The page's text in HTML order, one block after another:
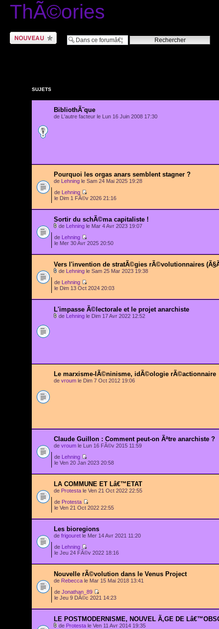
ThÃ©ories
Ecrire un nouveau
sujet
SUJETS
BibliothÃ¨que
de L'autre facteur le Lun 16 Juin 2008 17:30
Pourquoi les orgas anars semblent stagner ?
de Lehning le Sam 24 Mai 2025 19:28
de Lehning
le Dim 1 FÃ©v 2026 21:16
Sortir du schÃ©ma capitaliste !
de Lehning le Mar 4 Avr 2023 19:07
de Lehning
le Mer 30 Avr 2025 20:50
Vers l'invention de stratÃ©gies rÃ©volutionnaires
de Lehning le Sam 25 Mar 2023 19:38
de Lehning
le Dim 13 Oct 2024 20:03
L'impasse Ã©lectorale et le projet anarchiste
de Lehning le Dim 17 Avr 2022 12:52
Le marxisme-lÃ©ninisme, idÃ©ologie rÃ©actionnaire
de vroum le Dim 7 Oct 2012 19:06
Claude Guillon : Comment peut-on Ãªtre anarchiste ?
de vroum le Lun 16 FÃ©v 2015 11:59
de Lehning
le Ven 20 Jan 2023 20:58
LA COMMUNE ET Lâ€™ETAT
de Protesta le Ven 21 Oct 2022 22:55
de Protesta
le Ven 21 Oct 2022 22:55
Les bioregions
de frigouret le Mer 14 Avr 2021 11:20
de Lehning
le Jeu 24 FÃ©v 2022 18:16
Nouvelle rÃ©volution dans le Venus Project
de Rebecca le Mar 15 Mai 2018 13:41
de Jonathan_89
le Jeu 9 DÃ©c 2021 14:23
LE POSTMODERNISME, NOUVEL Ã‚GE DE
de Protesta le Ven 11 Avr 2014 19:35